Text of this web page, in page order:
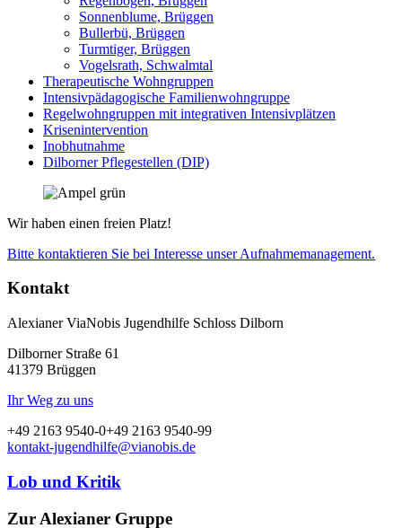
Sonnenblume, Brüggen
Bullerbü, Brüggen
Turmtiger, Brüggen
Vogelsrath, Schwalmtal
Therapeutische Wohngruppen
Intensivpädagogische Familienwohngruppe
Regelwohngruppen mit integrativen Intensivplätzen
Krisenintervention
Inobhutnahme
Dilborner Pflegestellen (DIP)
Wir haben einen freien Platz!
Bitte kontaktieren Sie bei Interesse unser Aufnahmemanagement.
Kontakt
Alexianer ViaNobis Jugendhilfe Schloss Dilborn
Dilborner Straße 61
41379 Brüggen
Ihr Weg zu uns
+49 2163 9540-0+49 2163 9540-99
kontakt-jugendhilfe@vianobis.de
Lob und Kritik
Zur Alexianer Gruppe